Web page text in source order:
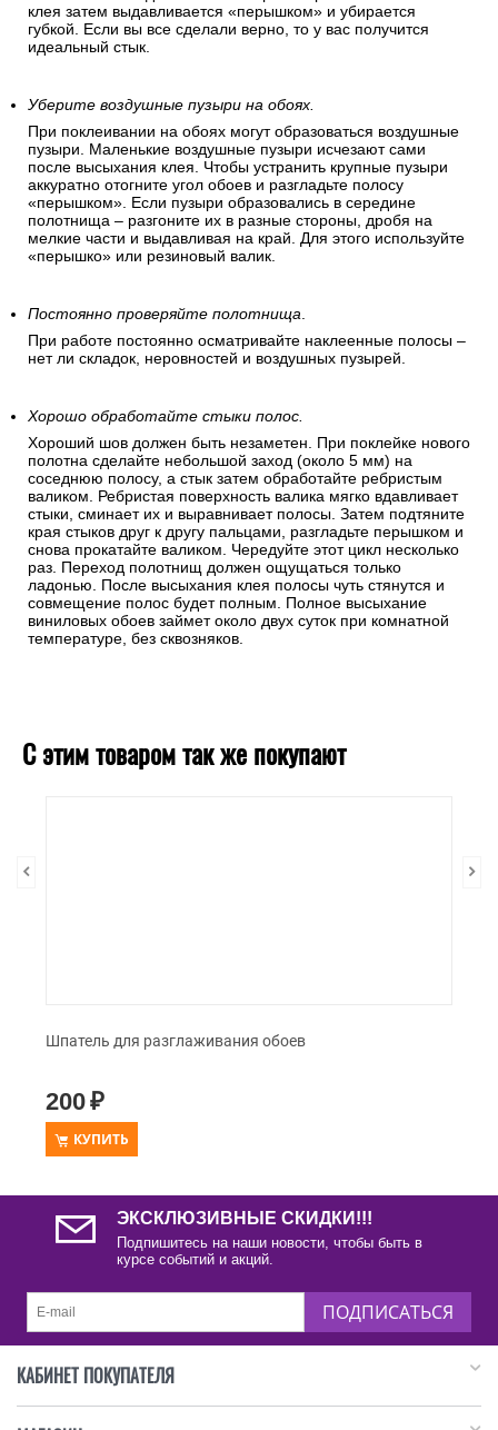
клея затем выдавливается «перышком» и убирается
губкой. Если вы все сделали верно, то у вас получится
идеальный стык.
Уберите воздушные пузыри на обоях.
При поклеивании на обоях могут образоваться воздушные
пузыри. Маленькие воздушные пузыри исчезают сами
после высыхания клея. Чтобы устранить крупные пузыри
аккуратно отогните угол обоев и разгладьте полосу
«перышком». Если пузыри образовались в середине
полотнища – разгоните их в разные стороны, дробя на
мелкие части и выдавливая на край. Для этого используйте
«перышко» или резиновый валик.
Постоянно проверяйте полотнища.
При работе постоянно осматривайте наклеенные полосы –
нет ли складок, неровностей и воздушных пузырей.
Хорошо обработайте стыки полос.
Хороший шов должен быть незаметен. При поклейке нового
полотна сделайте небольшой заход (около 5 мм) на
соседнюю полосу, а стык затем обработайте ребристым
валиком. Ребристая поверхность валика мягко вдавливает
стыки, сминает их и выравнивает полосы. Затем подтяните
края стыков друг к другу пальцами, разгладьте перышком и
снова прокатайте валиком. Чередуйте этот цикл несколько
раз. Переход полотнищ должен ощущаться только
ладонью. После высыхания клея полосы чуть стянутся и
совмещение полос будет полным. Полное высыхание
виниловых обоев займет около двух суток при комнатной
температуре, без сквозняков.
С этим товаром так же покупают
Шпатель для разглаживания обоев
200₽
КУПИТЬ
ЭКСКЛЮЗИВНЫЕ СКИДКИ!!!
Подпишитесь на наши новости, чтобы быть в
курсе событий и акций.
ПОДПИСАТЬСЯ
КАБИНЕТ ПОКУПАТЕЛЯ